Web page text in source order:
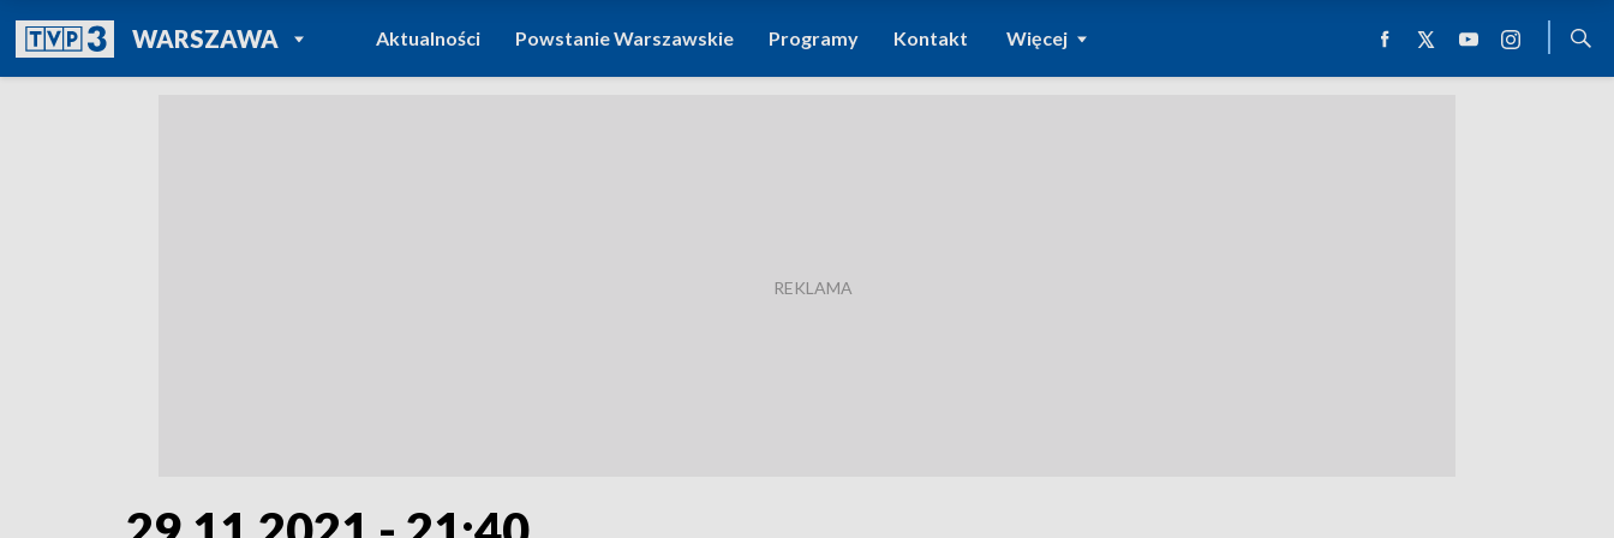
WARSZAWAPOWRÓT DO
TVP REGIONY
Aktualności Powstanie Warszawskie Programy Kontakt Więcej